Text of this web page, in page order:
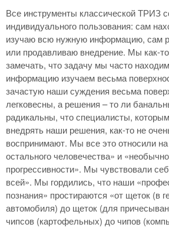
Все инструменты классической ТРИЗ
индивидуального пользования: сам
изучаю всю нужную информацию, сам
или продавливаю внедрение. Мы как-
замечать, что задачу мы часто
информацию изучаем весьма
зачастую наши суждения весьма
легковесны, а решения – то ли
радикальны, что специалисты,
внедрять наши решения, как-то не
воспринимают. Мы все это относили на
остального человечества» и
прогрессивности». Мы чувствовали
всей». Мы гордились, что наши
познания» простираются «от щеток (в
автомобиля) до щеток (для
чипсов (картофельных) до чипов